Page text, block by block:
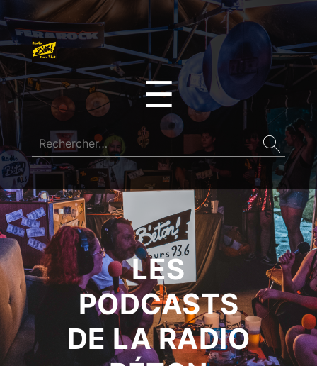
☰
LES
PODCASTS
DE LA RADIO